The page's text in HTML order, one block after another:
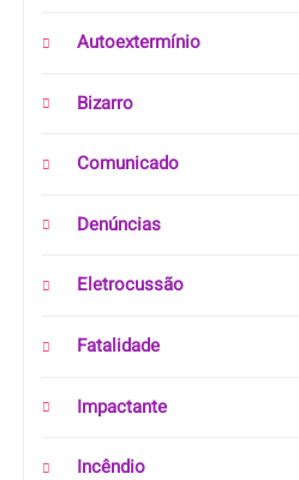
Autoextermínio
Bizarro
Comunicado
Denúncias
Eletrocussão
Fatalidade
Impactante
Incêndio